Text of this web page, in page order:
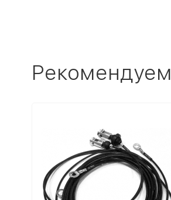
Рекомендуем